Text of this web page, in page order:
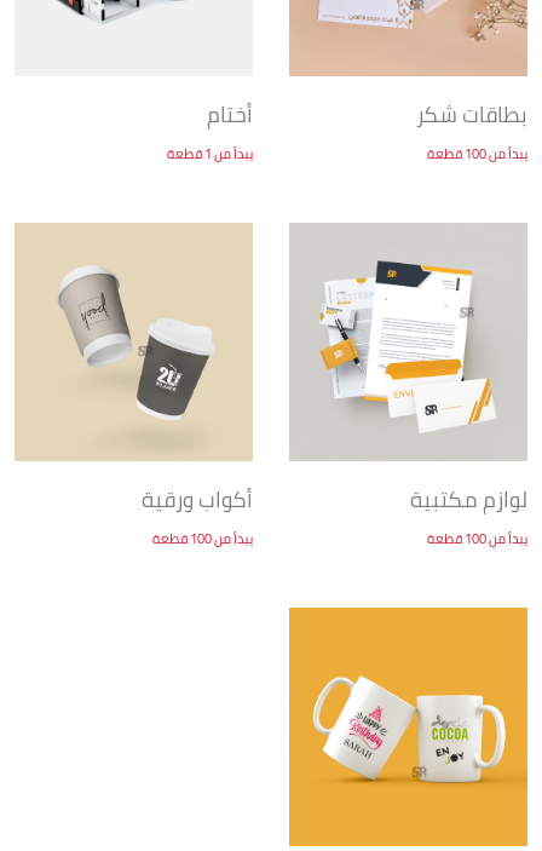
بطاقات شكر
يبدأ من 100 قطعة
أختام
يبدأ من 1 قطعة
لوازم مكتبية
يبدأ من 100 قطعة
أكواب ورقية
يبدأ من 100 قطعة